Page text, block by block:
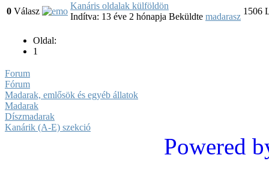
0 Válasz
Kanáris oldalak külföldön
Indítva: 13 éve 2 hónapja Beküldte madarasz
1506
Oldal:
1
Forum
Fórum
Madarak, emlősök és egyéb állatok
Madarak
Díszmadarak
Kanárik (A-E) szekció
Powered